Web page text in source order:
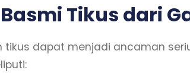
Tikus dari
dapat menjadi ancaman